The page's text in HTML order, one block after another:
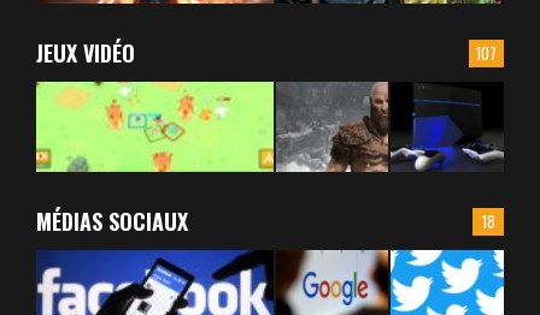
107
JEUX VIDÉO
18
MÉDIAS SOCIAUX